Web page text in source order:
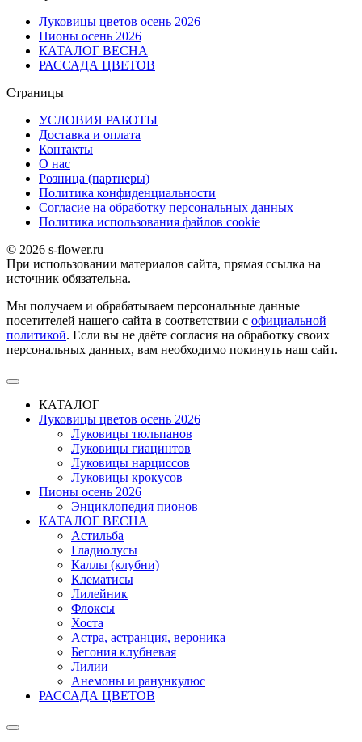
Луковицы цветов осень 2026
Пионы осень 2026
КАТАЛОГ ВЕСНА
РАССАДА ЦВЕТОВ
Страницы
УСЛОВИЯ РАБОТЫ
Доставка и оплата
Контакты
О наc
Розница (партнеры)
Политика конфиденциальности
Согласие на обработку персональных данных
Политика использования файлов сookie
© 2026 s-flower.ru
При использовании материалов сайта, прямая ссылка на
источник обязательна.
Мы получаем и обрабатываем персональные данные
посетителей нашего сайта в соответствии с официальной
политикой. Если вы не даёте согласия на обработку своих
персональных данных, вам необходимо покинуть наш сайт.
КАТАЛОГ
Луковицы цветов осень 2026
Луковицы тюльпанов
Луковицы гиацинтов
Луковицы нарциссов
Луковицы крокусов
Пионы осень 2026
Энциклопедия пионов
КАТАЛОГ ВЕСНА
Астильба
Гладиолусы
Каллы (клубни)
Клематисы
Лилейник
Флоксы
Хоста
Астра, астранция, вероника
Бегония клубневая
Лилии
Анемоны и ранункулюс
РАССАДА ЦВЕТОВ